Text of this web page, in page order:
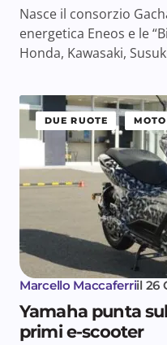
Nasce il consorzio
energetica Eneos e le
Honda, Kawasaki,
DUE RUOTE
Marcello Maccaferriil 26
Yamaha punta
primi e-scooter